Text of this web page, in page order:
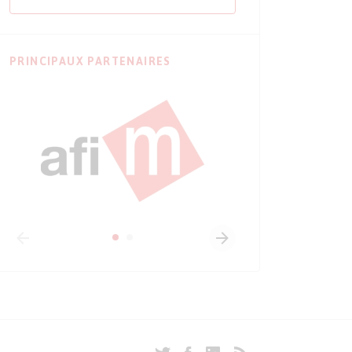
PRINCIPAUX PARTENAIRES